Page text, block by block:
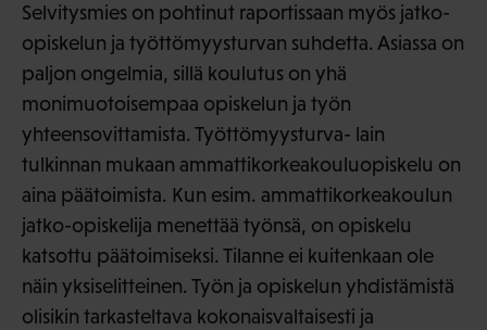
Selvitysmies on pohtinut raportissaan myös jatko-
opiskelun ja työttömyysturvan suhdetta. Asiassa on
paljon ongelmia, sillä koulutus on yhä
monimuotoisempaa opiskelun ja työn
yhteensovittamista. Työttömyysturva- lain
tulkinnan mukaan ammattikorkeakouluopiskelu on
aina päätoimista. Kun esim. ammattikorkeakoulun
jatko-opiskelija menettää työnsä, on opiskelu
katsottu päätoimiseksi. Tilanne ei kuitenkaan ole
näin yksiselitteinen. Työn ja opiskelun yhdistämistä
olisikin tarkasteltava kokonaisvaltaisesti ja